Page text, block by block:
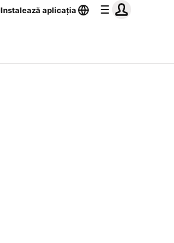
Instalează aplicația